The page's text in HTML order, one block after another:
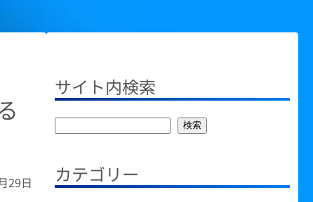
29日
サイト内検索
検索
カテゴリー